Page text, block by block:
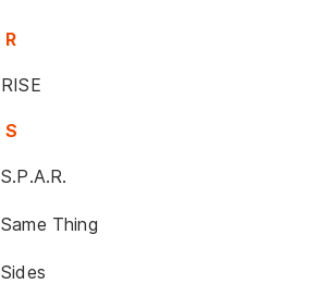
R
RISE
S
S.P.A.R.
Same Thing
Sides